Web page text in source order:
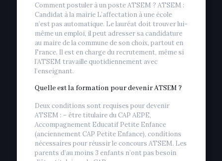
Comment postuler à un poste ATSEM ? ATSEM :
Candidat à la mairie L’affectation à une école
n’est pas automatique. Le lauréat doit trouver lui-
même un emploi, il peut adresser sa candidature
au maire de la commune de son choix, partout en
France. Il est en charge du recrutement, même si
l’ATSEM travaille quotidiennement avec
l’enseignant.
Quelle est la formation pour devenir ATSEM ?
Deux conditions sont requises pour devenir
ATSEM : – être titulaire du CAP AEPE,
Accompagnement Educatif Petite Enfance
(anciennement CAP Petite Enfance), conditions
nécessaires pour réussir le concours ATSEM. Les
parents d’au moins 3 enfants n’ont pas besoin